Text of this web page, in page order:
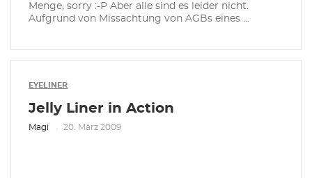
Menge, sorry :-P Aber alle sind es leider nicht.
Aufgrund von Missachtung von AGBs eines ...
EYELINER
Jelly Liner in Action
Magi 20. März 2009